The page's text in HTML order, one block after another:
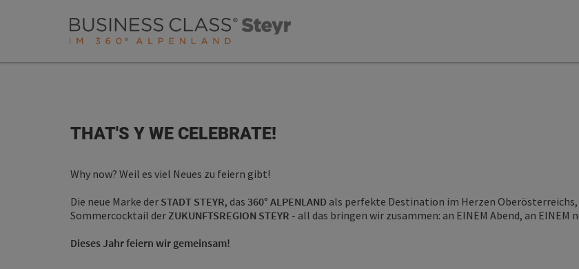
THAT'S Y WE CELEBRATE!
Why now? Weil es viel Neues zu feiern gibt!
Die neue Marke der STADT STEYR, das 360° ALPENLAND als perfekte Destination im Herzen Oberösterreichs,
Sommercocktail derZUKUNFTSREGION STEYR - all das bringen wir zusammen: an EINEM Abend, an EINEM
Dieses Jahr feiern wir gemeinsam!